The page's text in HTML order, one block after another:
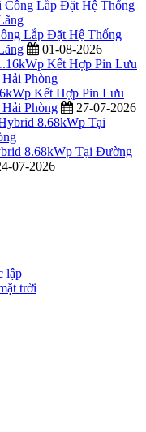
Lắp Đặt Hệ Thống
01-08-2026
Kết Hợp Pin Lưu
Phòng
27-07-2026
8.68kWp Tại Đường
07-2026
lập
trời